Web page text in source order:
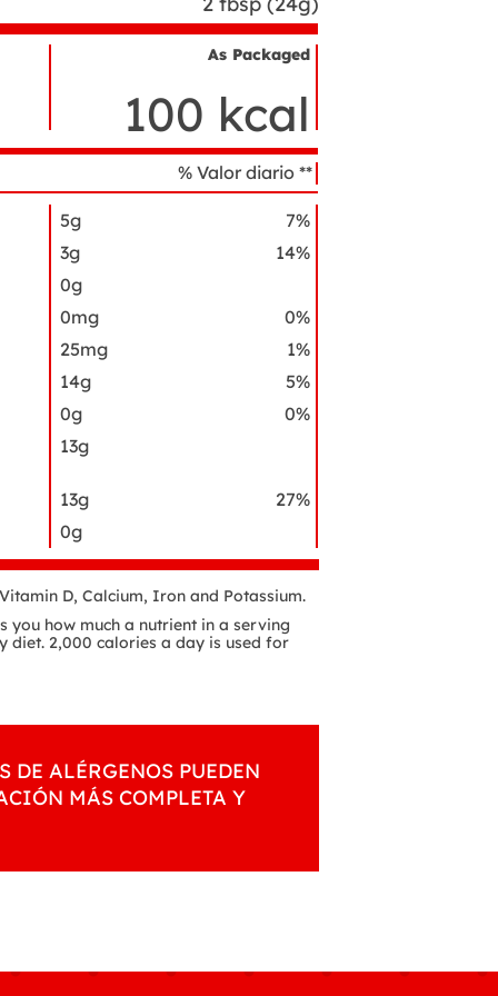
ingrediente
As Packaged
100 kcal
% Valor diario **
5g
7%
3g
14%
0g
0mg
0%
25mg
1%
14g
5%
0g
0%
13g
13g
27%
0g
D, Calcium, Iron and Potassium.
you how much a nutrient in a serving
2,000 calories a day is used for
ALÉRGENOS PUEDEN
MÁS COMPLETA Y